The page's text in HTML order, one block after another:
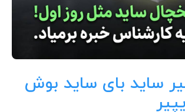
ساید بای ساید بوش